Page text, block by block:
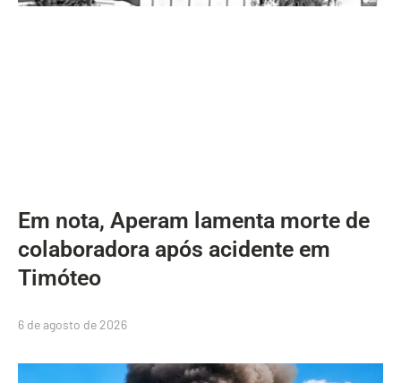
Em nota, Aperam lamenta morte de
colaboradora após acidente em
Timóteo
6 de agosto de 2026